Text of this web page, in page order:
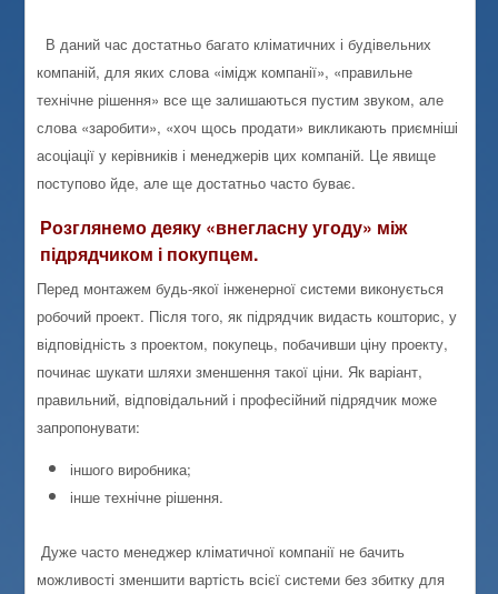
В даний час достатньо багато кліматичних і будівельних
компаній, для яких слова «імідж компанії», «правильне
технічне рішення» все ще залишаються пустим звуком, але
слова «заробити», «хоч щось продати» викликають приємніші
асоціації у керівників і менеджерів цих компаній. Це явище
поступово йде, але ще достатньо часто буває.
Розглянемо деяку «внегласну угоду» між
підрядчиком і покупцем.
Перед монтажем будь-якої інженерної системи виконується
робочий проект. Після того, як підрядчик видасть кошторис, у
відповідність з проектом, покупець, побачивши ціну проекту,
починає шукати шляхи зменшення такої ціни. Як варіант,
правильний, відповідальний і професійний підрядчик може
запропонувати:
іншого виробника;
інше технічне рішення.
Дуже часто менеджер кліматичної компанії не бачить
можливості зменшити вартість всієї системи без збитку для